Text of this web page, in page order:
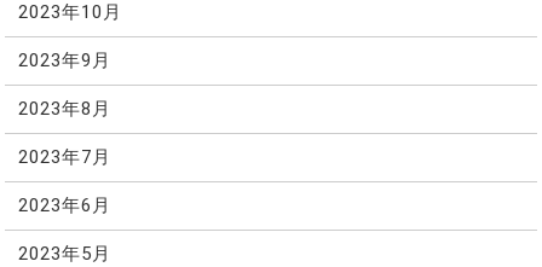
2023年10月
2023年9月
2023年8月
2023年7月
2023年6月
2023年5月